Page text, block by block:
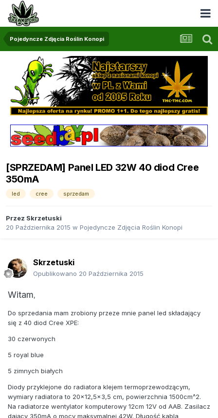
Pojedyncze Zdjęcia Roślin Konopi
[SPRZEDAM] Panel LED 32W 40 diod Cree
350mA
led cree sprzedam
Przez Skrzetuski
20 Października 2015 w Pojedyncze Zdjęcia Roślin Konopi
Skrzetuski
Opublikowano 20 Października 2015
Witam,
Do sprzedania mam zrobiony przeze mnie panel led składający
się z 40 diod Cree XPE:
30 czerwonych
5 royal blue
5 zimnych białych
Diody przyklejone do radiatora klejem termoprzewodzącym,
wymiary radiatora to 20x12,5x3,5 cm, powierzchnia 1500cm^2.
Na radiatorze wentylator komputerowy 12cm 12V od AAB. Zasilacz
dający 350mA o mocy maksymalnej 42W. Długość kabla